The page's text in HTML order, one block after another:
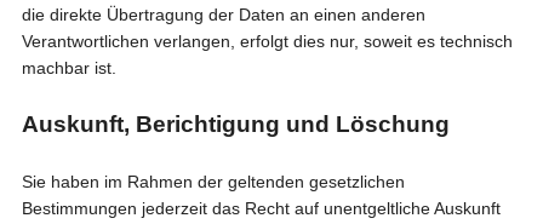
die direkte Übertragung der Daten an einen anderen
Verantwortlichen verlangen, erfolgt dies nur, soweit es technisch
machbar ist.
Auskunft, Berichtigung und Löschung
Sie haben im Rahmen der geltenden gesetzlichen
Bestimmungen jederzeit das Recht auf unentgeltliche Auskunft